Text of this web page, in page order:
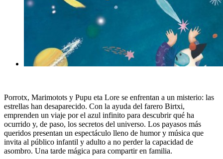
Porrotx, Marimotots y Pupu eta Lore se enfrentan a un misterio: las
estrellas han desaparecido. Con la ayuda del farero Birtxi,
emprenden un viaje por el azul infinito para descubrir qué ha
ocurrido y, de paso, los secretos del universo. Los payasos más
queridos presentan un espectáculo lleno de humor y música que
invita al público infantil y adulto a no perder la capacidad de
asombro. Una tarde mágica para compartir en familia.